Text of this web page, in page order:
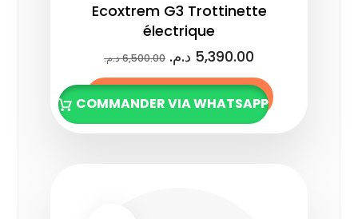
Ecoxtrem G3 Trottinette
électrique
6,500.00د.م. 5,390.00 د.م.
Ajouter au panier
COMMANDER VIA WHATSAPP